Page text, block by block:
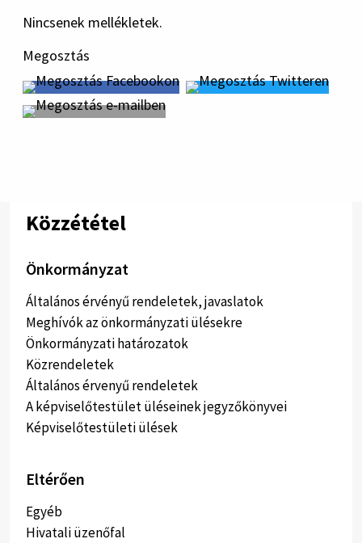
Nincsenek mellékletek.
Megosztás
Közzététel
Önkormányzat
Általános érvényű rendeletek, javaslatok
Meghívók az önkormányzati ülésekre
Önkormányzati határozatok
Közrendeletek
Általános érvenyű rendeletek
A képviselőtestület üléseinek jegyzőkönyvei
Képviselőtestületi ülések
Eltérően
Egyéb
Hivatali üzenőfal